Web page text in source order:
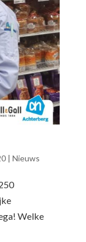
| Nieuws
Welke